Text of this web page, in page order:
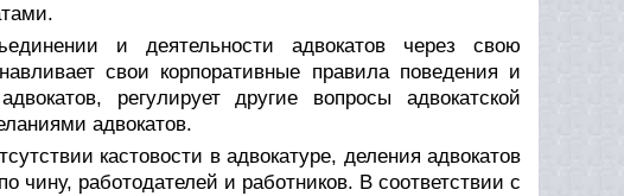
и деятельности адвокатов через свою
свои корпоративные правила поведения и
регулирует другие вопросы адвокатской
адвокатов.
кастовости в адвокатуре, деления адвокатов
работодателей и работников. В соответствии с